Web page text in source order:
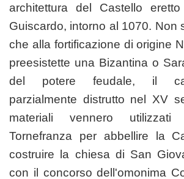
architettura del Castello
Guiscardo, intorno al 1070. Non
che alla fortificazione di origine
preesistette una Bizantina o
del potere feudale, il
parzialmente distrutto nel XV
materiali vennero
Tornefranza per abbellire la
costruire la chiesa di San
con il concorso dell'omonima